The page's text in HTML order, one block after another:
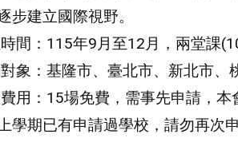
步建立國際視野。
間：115年9月至12月，兩堂課
象：基隆市、臺北市、新北市、
用：15場免費，需事先申請，
學期已有申請過學校，請勿再次申